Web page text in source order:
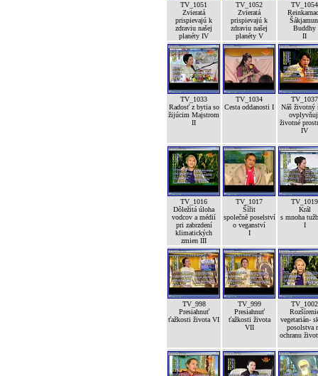
TV_1051
Zvieratá
prispievajú k
zdraviu našej
planéty IV
TV_1052
Zvieratá
prispievajú k
zdraviu našej
planéty V
TV_1054
Buddhy
II
TV_1033
Radosť z bytia so
žijúcim Majstrom
II
TV_1034
Cesta oddanosti I
TV_1037
Náš životný
životné
IV
TV_1016
Dôležitá úloha
vodcov a médií
pri zabrzdení
klimatických
zmien III
TV_1017
Šířit
společně poselství
o veganství
I
TV_1019
Král
s mnoha
I
TV_998
Presiahnuť
ťažkosti života VI
TV_999
Presiahnuť
ťažkosti života
VII
TV_1002
vegetarián-
posolstva
ochranu